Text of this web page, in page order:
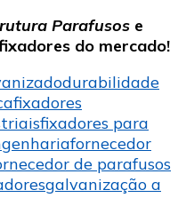
Parafusos e
do mercado!
durabilidade
fixadores
fixadores para
fornecedor
de parafusos
galvanização a